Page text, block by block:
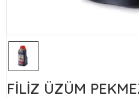
FİLİZ ÜZÜM